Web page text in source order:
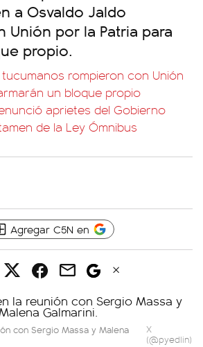
a Osvaldo Jaldo
Unión por la Patria para
propio.
rompieron con Unión
un bloque propio
aprietes del Gobierno
de la Ley Ómnibus
Agregar C5N en
con Sergio Massa y Malena
X
(@pyedlin)